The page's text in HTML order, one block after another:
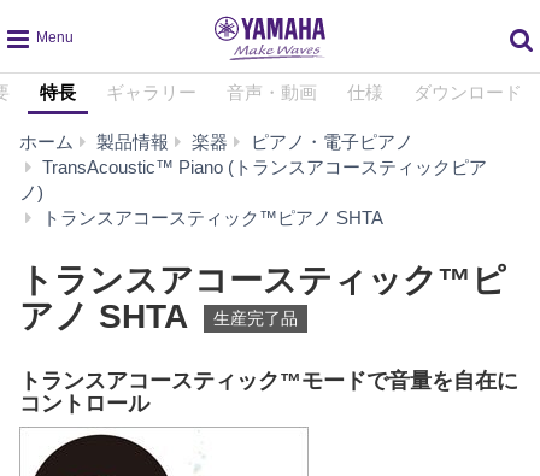
global
navigation
特長 ギャラリー 音声・動画 仕様 ダウンロード
ホーム 製品情報 楽器
ピアノ・電子ピアノ
TransAcoustic™ Piano (トランスアコースティックピア
ノ)
トランスアコースティック™ピアノ SHTA
トランスアコースティック™ピ
アノ SHTA
生産完了品
トランスアコースティック™モードで音量を自在に
コントロール